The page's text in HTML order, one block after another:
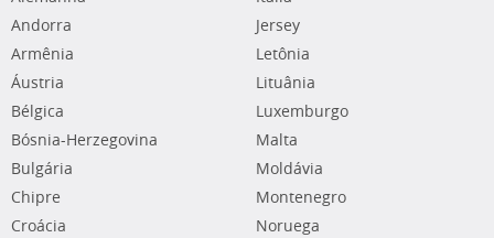
Andorra
Armênia
Áustria
Bélgica
Bósnia-Herzegovina
Bulgária
Chipre
Croácia
Jersey
Letônia
Lituânia
Luxemburgo
Malta
Moldávia
Montenegro
Noruega